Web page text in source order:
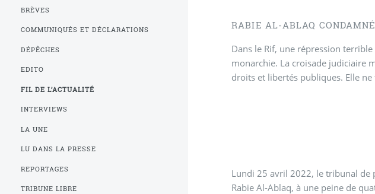
RABIE AL-ABLAQ
Dans le Rif, une répression
monarchie. La croisade judiciaire
droits et libertés publiques. Elle ne
Lundi 25 avril 2022, le tribunal de
Rabie Al-Ablaq, à une peine de
BRÈVES
COMMUNIQUÉS ET DÉCLARATIONS
DÉPÊCHES
EDITO
FIL DE L’ACTUALITÉ
INTERVIEWS
LA UNE
LU DANS LA PRESSE
REPORTAGES
TRIBUNE LIBRE